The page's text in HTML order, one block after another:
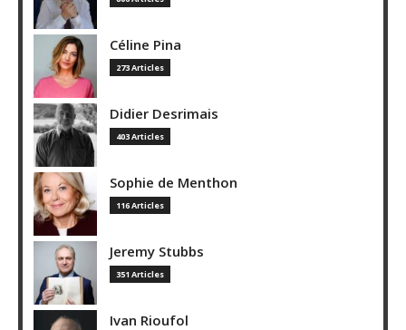
Céline Pina
273 Articles
Didier Desrimais
403 Articles
Sophie de Menthon
116 Articles
Jeremy Stubbs
351 Articles
Ivan Rioufol